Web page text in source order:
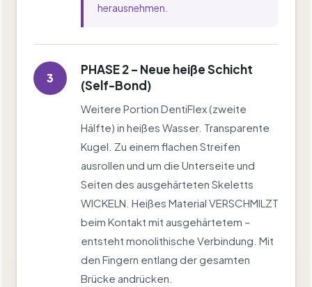
herausnehmen.
3
PHASE 2 – Neue heiße Schicht
(Self-Bond)
Weitere Portion DentiFlex (zweite
Hälfte) in heißes Wasser. Transparente
Kugel. Zu einem flachen Streifen
ausrollen und um die Unterseite und
Seiten des ausgehärteten Skeletts
WICKELN. Heißes Material VERSCHMILZT
beim Kontakt mit ausgehärtetem –
entsteht monolithische Verbindung. Mit
den Fingern entlang der gesamten
Brücke andrücken.